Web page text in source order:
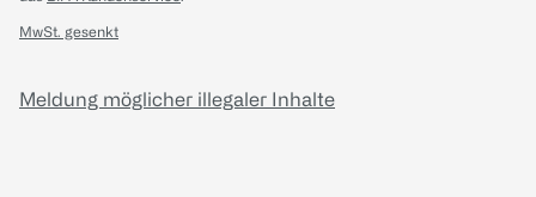
MwSt. gesenkt
Meldung möglicher illegaler Inhalte